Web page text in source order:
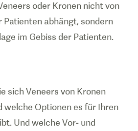
oder Kronen nicht von
Patienten abhängt, sondern
im Gebiss der Patienten.
sich Veneers von Kronen
welche Optionen es für Ihren
Und welche Vor- und